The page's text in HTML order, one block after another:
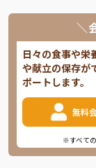
＼
日々の食事や栄
や献立の保存が
ポートします。
無料
※すべて